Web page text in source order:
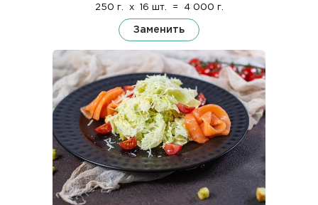
250 г. x 16 шт. = 4 000 г.
Заменить